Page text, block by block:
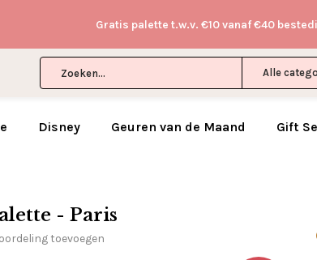
Alle
Gratis palette t.w.v. €10 vanaf €40
Disney Geuren van de Maand Gift
- Paris
toevoegen